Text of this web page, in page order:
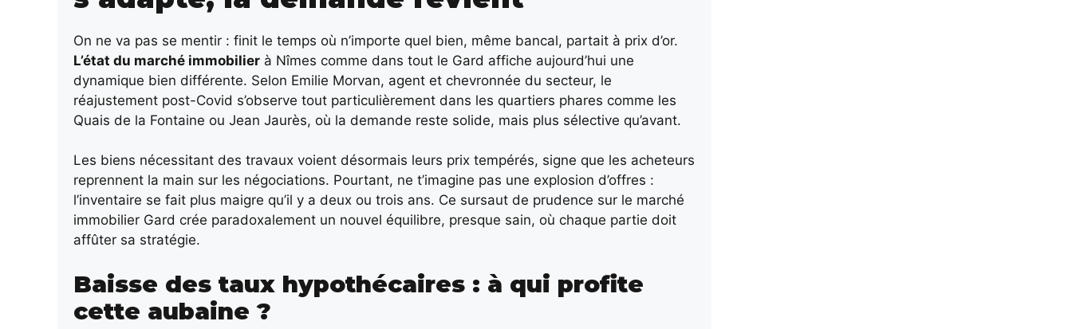
On ne va pas se mentir : finit le temps où n’importe quel bien, même bancal, partait à prix d’or.
L’état du marché immobilier à Nîmes comme dans tout le Gard affiche aujourd’hui une
dynamique bien différente. Selon Emilie Morvan, agent et chevronnée du secteur, le
réajustement post-Covid s’observe tout particulièrement dans les quartiers phares comme les
Quais de la Fontaine ou Jean Jaurès, où la demande reste solide, mais plus sélective qu’avant.
Les biens nécessitant des travaux voient désormais leurs prix tempérés, signe que les acheteurs
reprennent la main sur les négociations. Pourtant, ne t’imagine pas une explosion d’offres :
l’inventaire se fait plus maigre qu’il y a deux ou trois ans. Ce sursaut de prudence sur le marché
immobilier Gard crée paradoxalement un nouvel équilibre, presque sain, où chaque partie doit
affûter sa stratégie.
Baisse des taux hypothécaires : à qui profite
cette aubaine ?